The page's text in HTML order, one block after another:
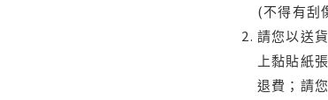
(不得有刮
請您以送
上黏貼紙
退費；請